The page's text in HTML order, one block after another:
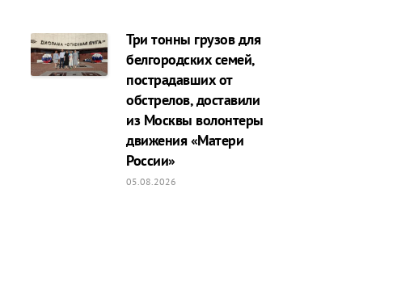
Три тонны грузов для
белгородских семей,
пострадавших от
обстрелов, доставили
из Москвы волонтеры
движения «Матери
России»
05.08.2026